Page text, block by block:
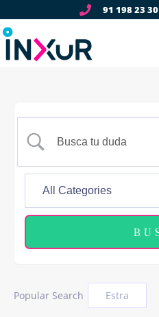
91 198 23 30
Popular Search Estra